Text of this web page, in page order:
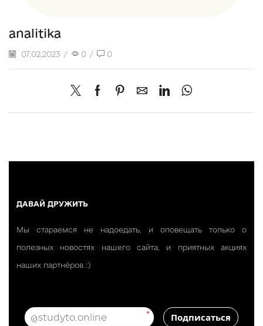
analitika
07.02.2023 / 0 / 0
ДАВАЙ ДРУЖИТЬ
Мы стараемся не надоедать, и оповещать только о
полезных новостях нашего сайта, и приятных акциях
наших партнёров :)
* Подписаться